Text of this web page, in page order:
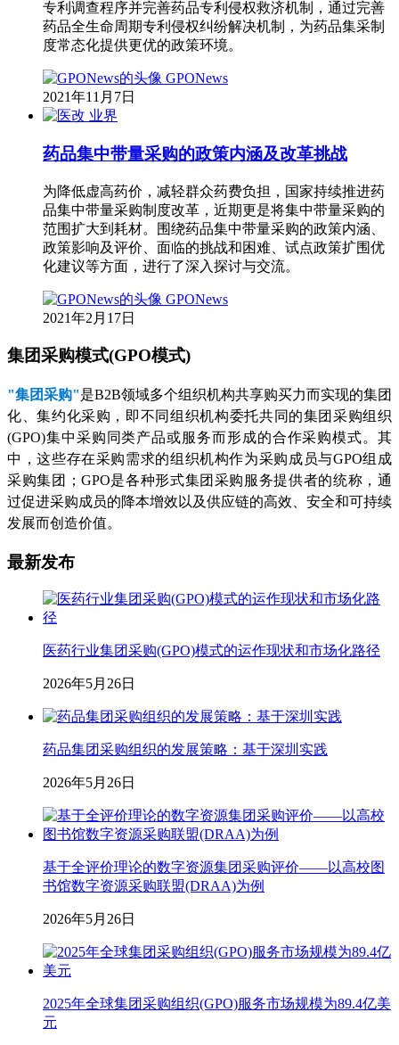
专利调查程序并完善药品专利侵权救济机制，通过完善
药品全生命周期专利侵权纠纷解决机制，为药品集采制
度常态化提供更优的政策环境。
GPONews
2021年11月7日
业界
药品集中带量采购的政策内涵及改革挑战
为降低虚高药价，减轻群众药费负担，国家持续推进药
品集中带量采购制度改革，近期更是将集中带量采购的
范围扩大到耗材。围绕药品集中带量采购的政策内涵、
政策影响及评价、面临的挑战和困难、试点政策扩围优
化建议等方面，进行了深入探讨与交流。
GPONews
2021年2月17日
集团采购模式(GPO模式)
"集团采购"是B2B领域多个组织机构共享购买力而实现的集团
化、集约化采购，即不同组织机构委托共同的集团采购组织
(GPO)集中采购同类产品或服务而形成的合作采购模式。其
中，这些存在采购需求的组织机构作为采购成员与GPO组成
采购集团；GPO是各种形式集团采购服务提供者的统称，通
过促进采购成员的降本增效以及供应链的高效、安全和可持续
发展而创造价值。
最新发布
医药行业集团采购(GPO)模式的运作现状和市场化路径
2026年5月26日
药品集团采购组织的发展策略：基于深圳实践
2026年5月26日
基于全评价理论的数字资源集团采购评价——以高校图
书馆数字资源采购联盟(DRAA)为例
2026年5月26日
2025年全球集团采购组织(GPO)服务市场规模为89.4亿美
元